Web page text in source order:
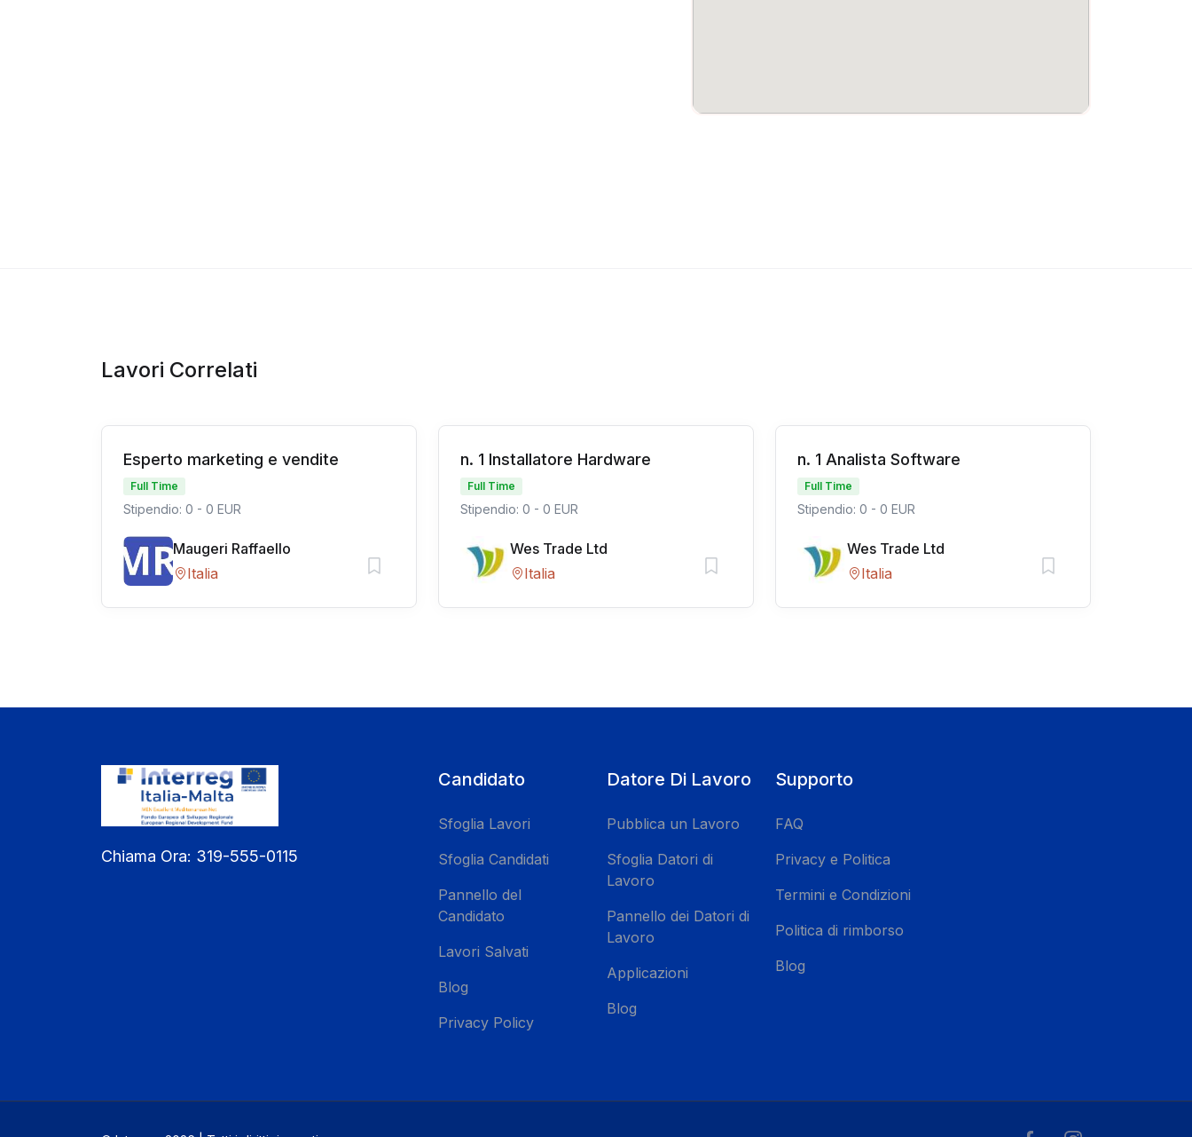
Lavori Correlati
Esperto marketing e vendite
Full Time
Stipendio: 0 - 0 EUR
Maugeri Raffaello
Italia
n. 1 Installatore Hardware
Full Time
Stipendio: 0 - 0 EUR
Wes Trade Ltd
Italia
n. 1 Analista Software
Full Time
Stipendio: 0 - 0 EUR
Wes Trade Ltd
Italia
Chiama Ora: 319-555-0115
Candidato
Sfoglia Lavori
Sfoglia Candidati
Pannello del
Candidato
Lavori Salvati
Blog
Privacy Policy
Datore Di Lavoro
Pubblica un Lavoro
Sfoglia Datori di
Lavoro
Pannello dei Datori di
Lavoro
Applicazioni
Blog
Supporto
FAQ
Privacy e Politica
Termini e Condizioni
Politica di rimborso
Blog